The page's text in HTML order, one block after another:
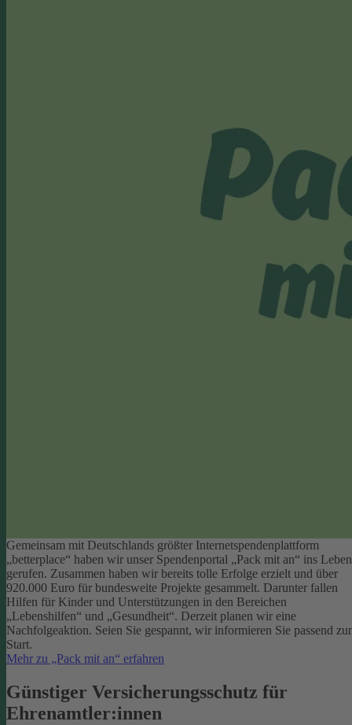
Gemeinsam mit Deutschlands größter Internetspendenplattform
„betterplace“ haben wir unser Spendenportal „Pack mit an“ ins Leben
gerufen. Zusammen haben wir bereits tolle Erfolge erzielt und über
920.000 Euro für bundesweite Projekte gesammelt. Darunter fallen
Hilfen für Kinder und Unterstützungen in den Bereichen
„Lebenshilfen“ und „Gesundheit“. Derzeit planen wir eine
Nachfolgeaktion. Seien Sie gespannt, wir informieren Sie passend
Start.
Mehr zu „Pack mit an“ erfahren
Günstiger Versicherungsschutz für
Ehrenamtler:innen